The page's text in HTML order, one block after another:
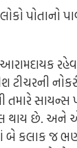
પોતાનો
ટીચરની
થાય છે. અને
બે કલાક જ